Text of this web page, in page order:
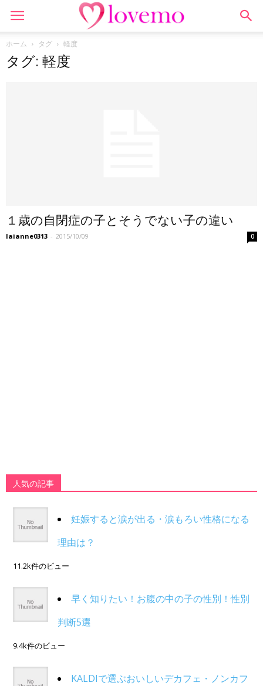
ホーム タグ 軽度
タグ: 軽度
１歳の自閉症の子とそうでない子の違い
laianne0313 - 2015/10/09 0
人気の記事
妊娠すると涙が出る・涙もろい性格になる
理由は？
11.2k件のビュー
早く知りたい！お腹の中の子の性別！性別
判断5選
9.4k件のビュー
KALDIで選ぶおいしいデカフェ・ノンカフ